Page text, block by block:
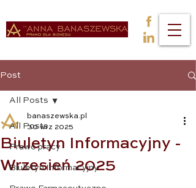
Post
All Posts
Prawo pracy
Biuletyn Informacyjny
All Posts
Biuletyn Informacyjny -
Wrzesień 2025
banaszewska.pl
30 wrz 2025